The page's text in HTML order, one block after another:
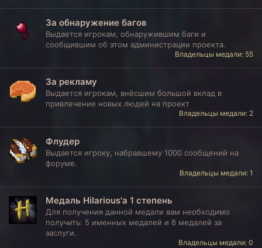
За обнаружение багов
Выдается игрокам, обнаружившим баги и
сообщившим об этом администрации проекта.
Владельцы медали: 55
За рекламу
Выдается игрокам, внёсшим большой вклад в
привлечение новых людей на проект
Владельцы медали: 2
Флудер
Выдается игроку, набравшему 1000 сообщений на
форуме.
Владельцы медали: 1
Медаль Hilarious'a 1 степень
Для получения данной медали вам необходимо
получить: 5 именных медалей и 8 медалей за
заслуги.
Владельцы медали: 0